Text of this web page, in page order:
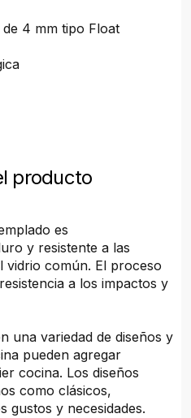
4 mm tipo Float
producto
es
y resistente a las
vidrio común. El proceso
a los impactos y
una variedad de diseños y
pueden agregar
cocina. Los diseños
como clásicos,
gustos y necesidades.